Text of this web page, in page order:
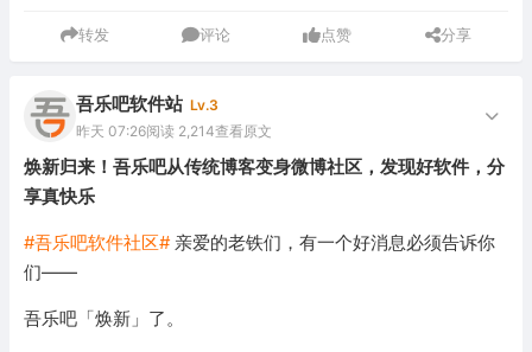
转发 评论 点赞 分享
吾乐吧软件站 Lv.3
昨天 07:26阅读 2,214查看原文
焕新归来！吾乐吧从传统博客变身微博社区，发现好软件，分
享真快乐
#吾乐吧软件社区#亲爱的老铁们，有一个好消息必须告诉你
们——
吾乐吧「焕新」了。